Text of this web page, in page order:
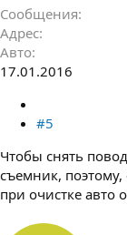
Сообщения
Адрес
Авто
17.01.2016
#5
Чтобы снять
съемник,
при очистке авто